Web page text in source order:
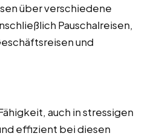
über verschiedene
Pauschalreisen,
und
auch in stressigen
effizient bei diesen